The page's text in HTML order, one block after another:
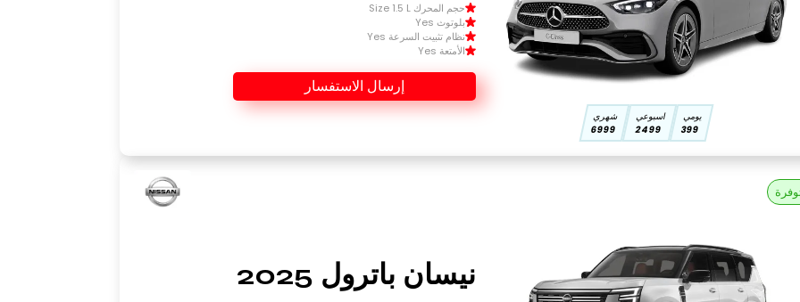
يومي
399
اسبوعي
2499
شهري
6999
حجم المحرك Size 1.5 L
بلوتوث Yes
نظام تثبيت السرعة Yes
الأمتعة Yes
إرسال الاستفسار
نيسان باترول 2025